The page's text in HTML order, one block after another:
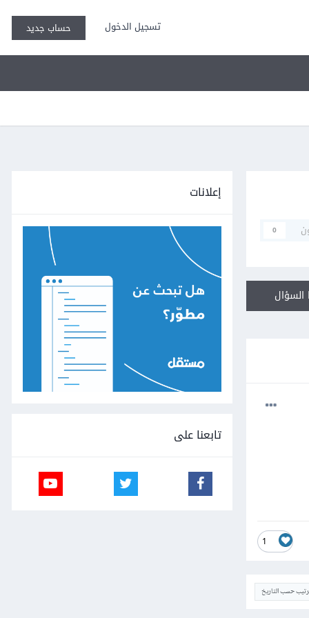
تسجيل الدخول حساب جديد
0
1
حسب التاريخ
إعلانات
تابعنا على